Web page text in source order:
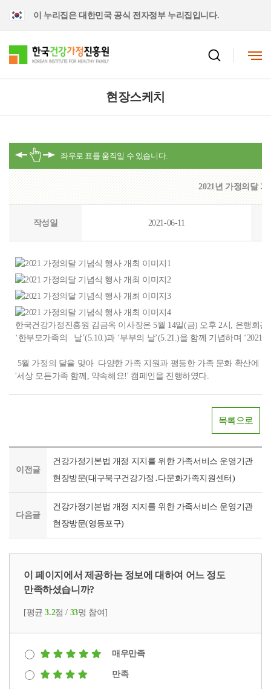
이 누리집은 대한민국 공식 전자정부 누리집입니다.
현장스케치
2021년 가정의달
작성일 2021-06-11
한국건강가정진흥원 김금옥 이사장은 5월 14일(금) 오후 2시, 은행회
‘한부모가족의 날’(5.10.)과 ‘부부의 날’(5.21.)을 함께 기념하며
5월 가정의 달을 맞아 다양한 가족 지원과 평등한 가족 문화 확산에
'세상 모든가족 함께, 약속해요!' 캠페인을 진행하였다.
목록으로
이전글
건강가정기본법 개정 지지를 위한 가족서비스 운영기관
현장방문(대구북구건강가정․다문화가족지원센터)
다음글
건강가정기본법 개정 지지를 위한 가족서비스 운영기관
현장방문(영등포구)
이 페이지에서 제공하는 정보에 대하여 어느 정도
만족하셨습니까?
[평균3.2점 / 33명 참여]
매우만족
만족